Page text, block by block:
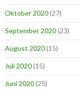
Oktober 2020(27)
September 2020(23)
August 2020(15)
Juli 2020(15)
Juni 2020(25)